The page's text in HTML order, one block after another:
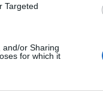
Targeted
and/or Sharing
for which it